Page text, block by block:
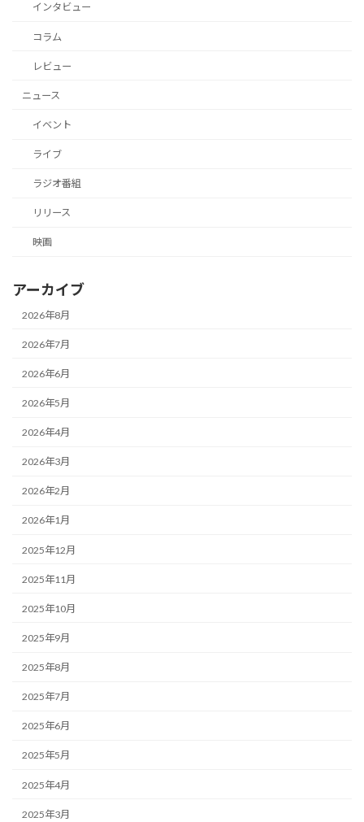
インタビュー
コラム
レビュー
ニュース
イベント
ライブ
ラジオ番組
リリース
映画
アーカイブ
2026年8月
2026年7月
2026年6月
2026年5月
2026年4月
2026年3月
2026年2月
2026年1月
2025年12月
2025年11月
2025年10月
2025年9月
2025年8月
2025年7月
2025年6月
2025年5月
2025年4月
2025年3月